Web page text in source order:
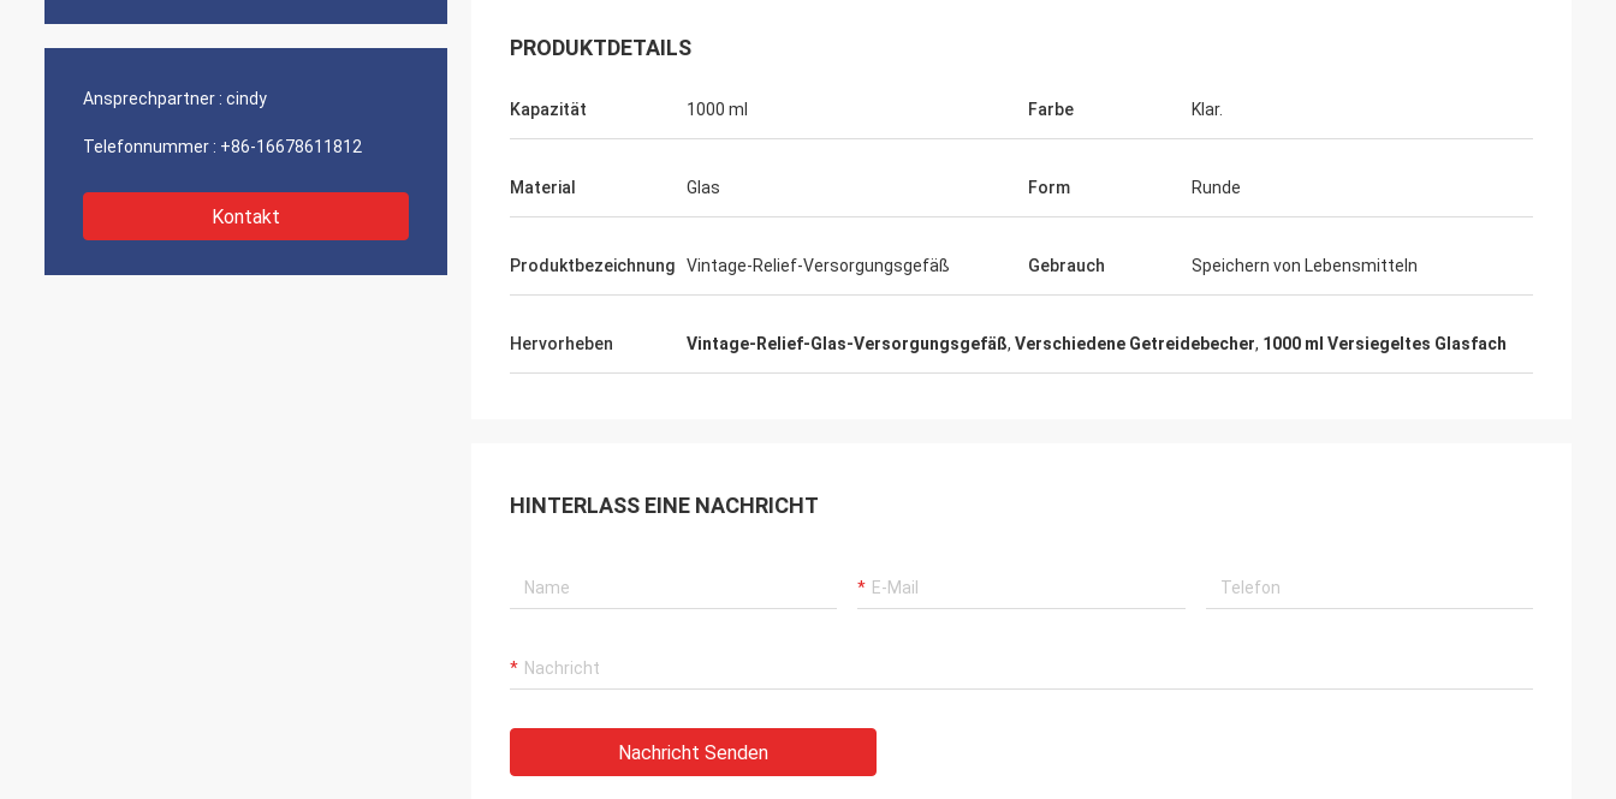
Ansprechpartner : cindy
Telefonnummer : +86-16678611812
Kontakt
PRODUKTDETAILS
Kapazität 1000 ml Farbe Klar.
Material Glas Form Runde
Produktbezeichnung Vintage-Relief-Versorgungsgefäß Gebrauch Speichern von Lebensmitteln
Hervorheben Vintage-Relief-Glas-Versorgungsgefäß, Verschiedene Getreidebecher, 1000 ml Versiegeltes Glasfach
HINTERLASS EINE NACHRICHT
Nachricht Senden